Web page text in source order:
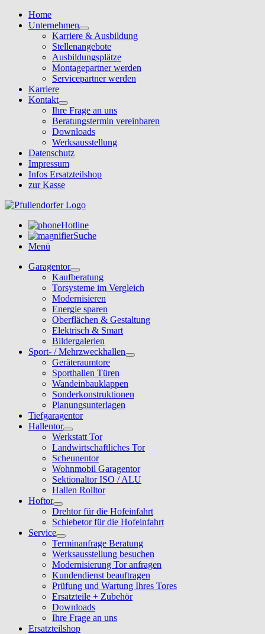
Home
Unternehmen
Karriere & Ausbildung
Stellenangebote
Ausbildungsplätze
Montagepartner werden
Servicepartner werden
Karriere
Kontakt
Ihre Frage an uns
Beratungstermin vereinbaren
Downloads
Werksausstellung
Datenschutz
Impressum
Infos Ersatzteilshop
zur Kasse
Hotline
Suche
Menü
Garagentor
Kaufberatung
Torsysteme im Vergleich
Modernisieren
Energie sparen
Oberflächen & Gestaltung
Elektrisch & Smart
Bildergalerien
Sport- / Mehrzweckhallen
Geräteraumtore
Sporthallen Türen
Wandeinbauklappen
Sonderkonstruktionen
Planungsunterlagen
Tiefgaragentor
Hallentor
Werkstatt Tor
Landwirtschaftliches Tor
Scheunentor
Wohnmobil Garagentor
Sektionaltor ISO / ALU
Hallen Rolltor
Hoftor
Drehtor für die Hofeinfahrt
Schiebetor für die Hofeinfahrt
Service
Terminanfrage Beratung
Werksausstellung besuchen
Modernisierung Tor anfragen
Kundendienst beauftragen
Prüfung und Wartung Ihres Tores
Ersatzteile + Zubehör
Downloads
Ihre Frage an uns
Ersatzteilshop